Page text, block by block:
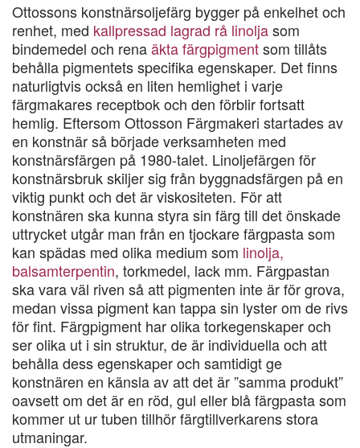
Ottossons konstnärsoljefärg bygger på enkelhet och
renhet, med kallpressad lagrad rå linoljasom
bindemedel och renaäkta färgpigmentsom tillåts
behålla pigmentets specifika egenskaper. Det finns
naturligtvis också en liten hemlighet i varje
färgmakares receptbok och den förblir fortsatt
hemlig. Eftersom Ottosson Färgmakeri startades av
en konstnär så började verksamheten med
konstnärsfärgen på 1980-talet. Linoljefärgen för
konstnärsbruk skiljer sig från byggnadsfärgen på en
viktig punkt och det är viskositeten. För att
konstnären ska kunna styra sin färg till det önskade
uttrycket utgår man från en tjockare färgpasta som
kan spädas med olika medium som linolja,
balsamterpentin, torkmedel, lack mm. Färgpastan
ska vara väl riven så att pigmenten inte är för grova,
medan vissa pigment kan tappa sin lyster om de rivs
för fint. Färgpigment har olika torkegenskaper och
ser olika ut i sin struktur, de är individuella och att
behålla dess egenskaper och samtidigt ge
konstnären en känsla av att det är ”samma produkt”
oavsett om det är en röd, gul eller blå färgpasta som
kommer ut ur tuben tillhör färgtillverkarens stora
utmaningar.